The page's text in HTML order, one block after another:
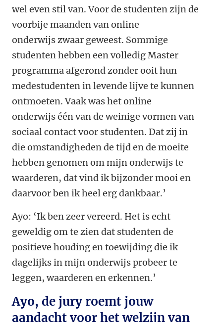
wel even stil van. Voor de studenten zijn de
voorbije maanden vanonline
onderwijszwaar geweest. Sommige
studenten hebben een volledigMaster
programmaafgerond zonder ooit hun
medestudentenin levende lijve te kunnen
ontmoeten. Vaak was hetonline
onderwijséén van de weinige vormen van
sociaal contact voor studenten. Dat zij in
die omstandigheden de tijd en de moeite
hebben genomen om mijn onderwijs te
waarderen, dat vind ik bijzonder mooi en
daarvoor ben ik heel erg dankbaar.’
Ayo: ‘Ik ben zeer vereerd. Het is echt
geweldig om te zien dat studenten de
positieve houding en toewijding die ik
dagelijks in mijn onderwijs probeer te
leggen, waarderen en erkennen.’
Ayo, de jury roemt jouw
aandacht voor het welzijn van